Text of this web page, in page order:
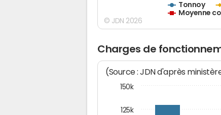
Tonnoy
Moyenne
© JDN 2026
Charges de
(Source : JDN d'après
125k
150k